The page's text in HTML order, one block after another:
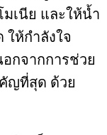
เนีย และให้น้ำ
ห้กำลังใจ
กจากการช่วย
ญที่สุด ด้วย